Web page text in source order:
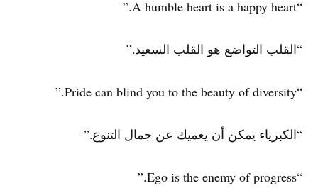
“A humble heart is a happy heart.”
“القلب التواضع هو القلب السعيد.”
“Pride can blind you to the beauty of diversity.”
“الكبرياء يمكن أن يعميك عن جمال التنوع.”
“Ego is the enemy of progress.”